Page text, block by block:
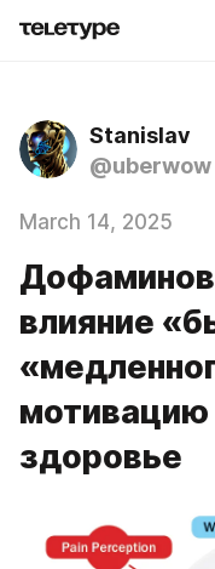
Stanislav
@uberwow
March 14, 2025
влияние
мотивацию
здоровье